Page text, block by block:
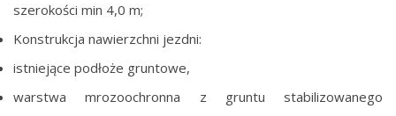
szerokości min 4,0 m;
Konstrukcja nawierzchni jezdni:
istniejące podłoże gruntowe,
warstwa mrozoochronna z gruntu stabilizowanego